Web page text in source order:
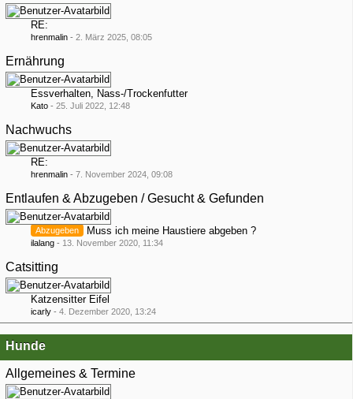
RE:
hrenmalin - 2. März 2025, 08:05
Ernährung
Essverhalten, Nass-/Trockenfutter
Kato - 25. Juli 2022, 12:48
Nachwuchs
RE:
hrenmalin - 7. November 2024, 09:08
Entlaufen & Abzugeben / Gesucht & Gefunden
Abzugeben Muss ich meine Haustiere abgeben ?
ilalang - 13. November 2020, 11:34
Catsitting
Katzensitter Eifel
icarly - 4. Dezember 2020, 13:24
Hunde
Allgemeines & Termine